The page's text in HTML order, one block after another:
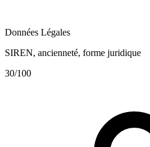
Données Légales
SIREN, ancienneté, forme juridique
30/100